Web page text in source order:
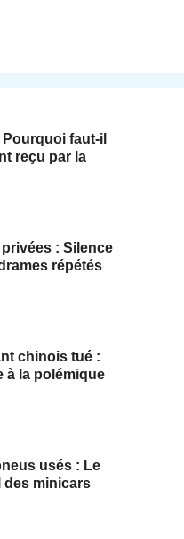
faut-il
reçu par la
: Silence
répétés
chinois tué :
à la polémique
usés : Le
des minicars